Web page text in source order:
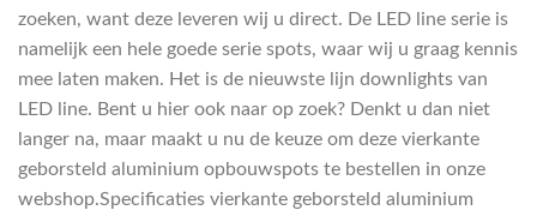
zoeken, want deze leveren wij u direct. De LED line serie is
namelijk een hele goede serie spots, waar wij u graag kennis
mee laten maken. Het is de nieuwste lijn downlights van
LED line. Bent u hier ook naar op zoek? Denkt u dan niet
langer na, maar maakt u nu de keuze om deze vierkante
geborsteld aluminium opbouwspots te bestellen in onze
webshop.Specificaties vierkante geborsteld aluminium